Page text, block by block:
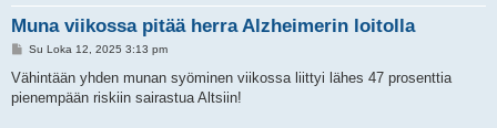
Muna viikossa pitää herra Alzheimerin loitolla
V
e
t
Su Loka 12, 2025 3:13 pm
Vähintään yhden munan syöminen viikossa liittyi lähes 47 prosenttia
pienempään riskiin sairastua Altsiin!